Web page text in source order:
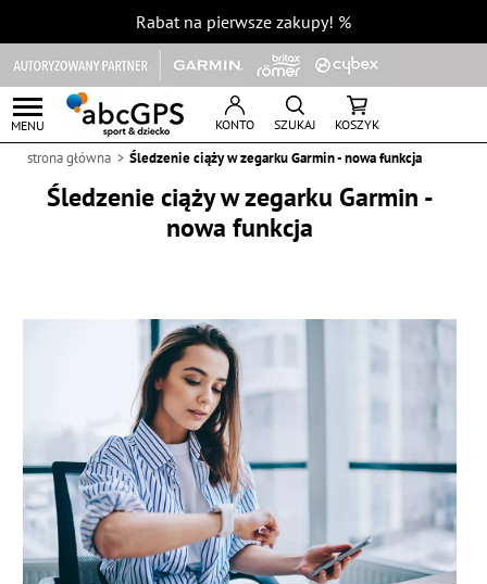
Rabat na pierwsze zakupy! %
MENU KONTO SZUKAJ KOSZYK
strona główna Śledzenie ciąży w zegarku Garmin - nowa funkcja
Śledzenie ciąży w zegarku Garmin -
nowa funkcja